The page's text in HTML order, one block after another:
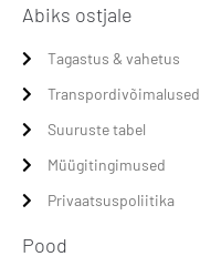
Abiks ostjale
Tagastus & vahetus
Transpordivõimalused
Suuruste tabel
Müügitingimused
Privaatsuspoliitika
Pood